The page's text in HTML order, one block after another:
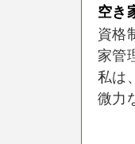
空き
資格
家管
私は
微力